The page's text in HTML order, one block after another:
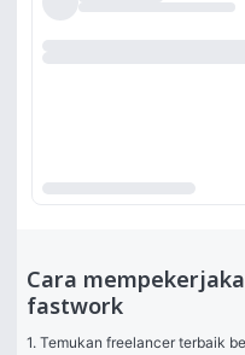
Cara
fastwork
1. Temukan freelancer terbaik